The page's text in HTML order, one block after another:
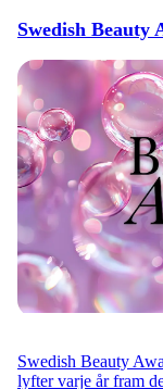
Swedish Beauty
Swedish Beauty
lyfter varje år fram